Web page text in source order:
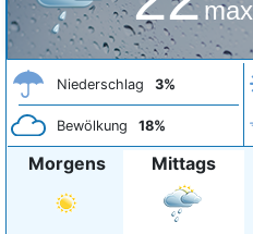
max
Niederschlag 3%
Bewölkung 18%
Morgens Mittags